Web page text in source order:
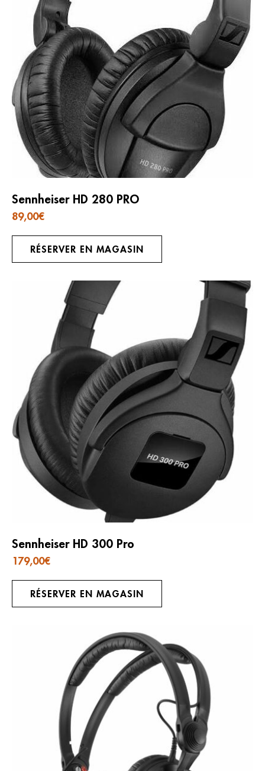
Sennheiser HD 280 PRO
89,00€
RÉSERVER EN MAGASIN
Sennheiser HD 300 Pro
179,00€
RÉSERVER EN MAGASIN